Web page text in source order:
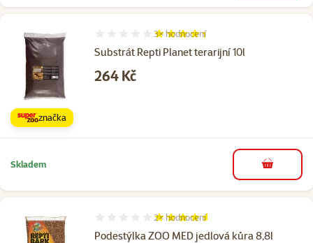
Substrát Repti Planet terarijní 10l
Hodnocení 87%, počet hodnocení: 3
3× hodnocení
Cena
264 Kč
značka
Skladem do košíku
Podestýlka ZOO MED jedlová kůra 8,8l
Hodnocení 90%, počet hodnocení: 2
2× hodnocení